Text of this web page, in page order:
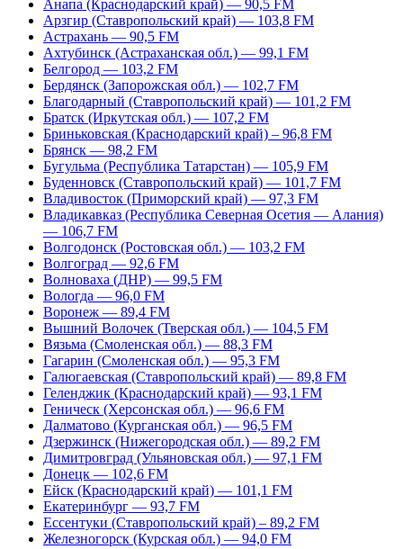
Анапа (Краснодарский край) — 90,5 FM
Арзгир (Ставропольский край) — 103,8 FM
Астрахань — 90,5 FM
Ахтубинск (Астраханская обл.) — 99,1 FM
Белгород — 103,2 FM
Бердянск (Запорожская обл.) — 102,7 FM
Благодарный (Ставропольский край) — 101,2 FM
Братск (Иркутская обл.) — 107,2 FM
Бриньковская (Краснодарский край) – 96,8 FM
Брянск — 98,2 FM
Бугульма (Республика Татарстан) — 105,9 FM
Буденновск (Ставропольский край) — 101,7 FM
Владивосток (Приморский край) — 97,3 FM
Владикавказ (Республика Северная Осетия — Алания)
— 106,7 FM
Волгодонск (Ростовская обл.) — 103,2 FM
Волгоград — 92,6 FM
Волноваха (ДНР) — 99,5 FM
Вологда — 96,0 FM
Воронеж — 89,4 FM
Вышний Волочек (Тверская обл.) — 104,5 FM
Вязьма (Смоленская обл.) — 88,3 FM
Гагарин (Смоленская обл.) — 95,3 FM
Галюгаевская (Ставропольский край) — 89,8 FM
Геленджик (Краснодарский край) — 93,1 FM
Геническ (Херсонская обл.) — 96,6 FM
Далматово (Курганская обл.) — 96,5 FM
Дзержинск (Нижегородская обл.) — 89,2 FM
Димитровград (Ульяновская обл.) — 97,1 FM
Донецк — 102,6 FM
Ейск (Краснодарский край) — 101,1 FM
Екатеринбург — 93,7 FM
Ессентуки (Ставропольский край) – 89,2 FM
Железногорск (Курская обл.) — 94,0 FM